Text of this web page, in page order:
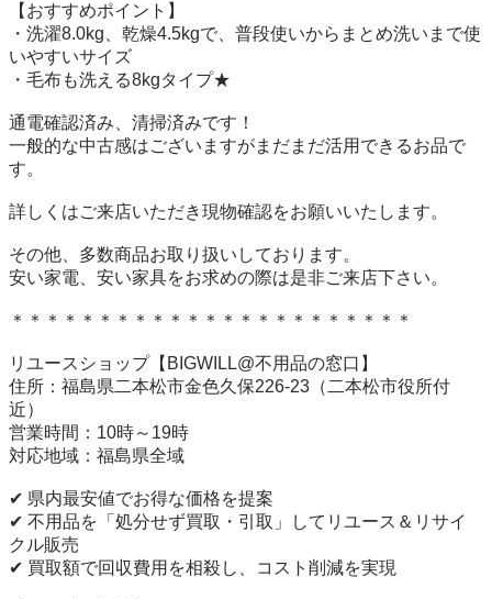
【おすすめポイント】
・洗濯8.0kg、乾燥4.5kgで、普段使いからまとめ洗いまで使
いやすいサイズ
・毛布も洗える8kgタイプ★
通電確認済み、清掃済みです！
一般的な中古感はございますがまだまだ活用できるお品で
す。
詳しくはご来店いただき現物確認をお願いいたします。
その他、多数商品お取り扱いしております。
安い家電、安い家具をお求めの際は是非ご来店下さい。
＊＊＊＊＊＊＊＊＊＊＊＊＊＊＊＊＊＊＊＊＊＊＊
リユースショップ【BIGWILL@不用品の窓口】
住所：福島県二本松市金色久保226-23（二本松市役所付
近）
営業時間：10時～19時
対応地域：福島県全域
✔ 県内最安値でお得な価格を提案
✔ 不用品を「処分せず買取・引取」してリユース＆リサイ
クル販売
✔ 買取額で回収費用を相殺し、コスト削減を実現